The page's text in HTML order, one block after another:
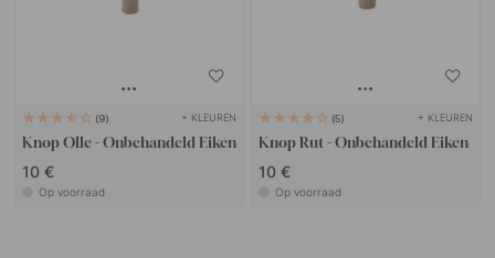
9 + KLEUREN
Knop Olle - Onbehandeld Eiken
10 €
Op voorraad
5 + KLEUREN
Knop Rut - Onbehandeld Eiken
10 €
Op voorraad